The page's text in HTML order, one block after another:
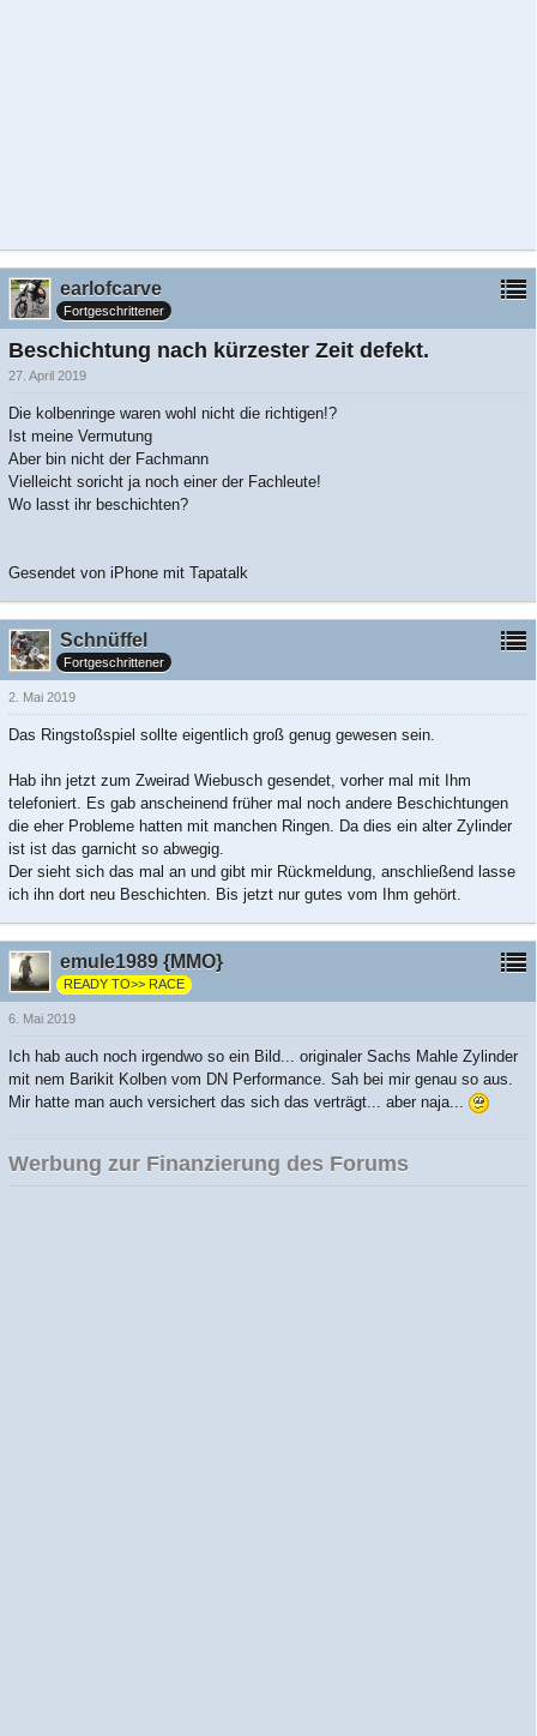
earlofcarve
Fortgeschrittener
Beschichtung nach kürzester Zeit defekt.
27. April 2019
Die kolbenringe waren wohl nicht die richtigen!?
Ist meine Vermutung
Aber bin nicht der Fachmann
Vielleicht soricht ja noch einer der Fachleute!
Wo lasst ihr beschichten?
Gesendet von iPhone mit Tapatalk
Schnüffel
Fortgeschrittener
2. Mai 2019
Das Ringstoßspiel sollte eigentlich groß genug gewesen sein.
Hab ihn jetzt zum Zweirad Wiebusch gesendet, vorher mal mit Ihm
telefoniert. Es gab anscheinend früher mal noch andere Beschichtungen
die eher Probleme hatten mit manchen Ringen. Da dies ein alter Zylinder
ist ist das garnicht so abwegig.
Der sieht sich das mal an und gibt mir Rückmeldung, anschließend lasse
ich ihn dort neu Beschichten. Bis jetzt nur gutes vom Ihm gehört.
emule1989 {MMO}
READY TO>> RACE
6. Mai 2019
Ich hab auch noch irgendwo so ein Bild... originaler Sachs Mahle Zylinder
mit nem Barikit Kolben vom DN Performance. Sah bei mir genau so aus.
Mir hatte man auch versichert das sich das verträgt... aber naja...
Werbung zur Finanzierung des Forums